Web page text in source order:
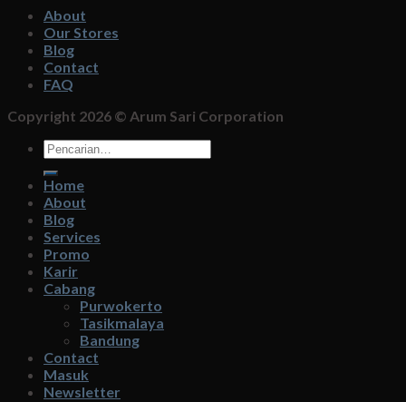
About
Our Stores
Blog
Contact
FAQ
Copyright 2026 © Arum Sari Corporation
Pencarian
untuk:
Home
About
Blog
Services
Promo
Karir
Cabang
Purwokerto
Tasikmalaya
Bandung
Contact
Masuk
Newsletter